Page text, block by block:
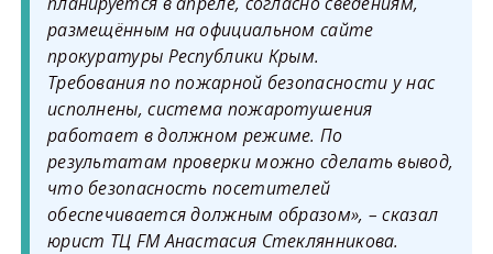
размещённым на официальном сайте
прокуратуры Республики Крым.
Требования по пожарной безопасности у нас
исполнены, система пожаротушения
работает в должном режиме. По
результатам проверки можно сделать вывод,
что безопасность посетителей
обеспечивается должным образом», – сказал
юрист ТЦ FM Анастасия Стеклянникова.